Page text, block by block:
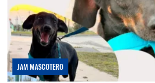
JAM MASCOTERO